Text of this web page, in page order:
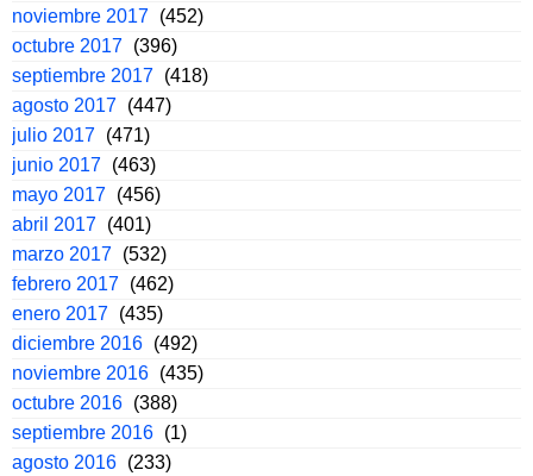
noviembre 2017 (452)
octubre 2017 (396)
septiembre 2017 (418)
agosto 2017 (447)
julio 2017 (471)
junio 2017 (463)
mayo 2017 (456)
abril 2017 (401)
marzo 2017 (532)
febrero 2017 (462)
enero 2017 (435)
diciembre 2016 (492)
noviembre 2016 (435)
octubre 2016 (388)
septiembre 2016 (1)
agosto 2016 (233)